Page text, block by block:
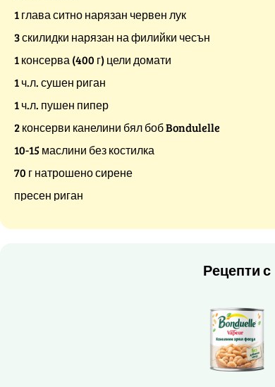
1 глава ситно нарязан червен лук
3 скилидки нарязан на филийки чесън
1 консерва (400 г) цели домати
1 ч.л. сушен риган
1 ч.л. пушен пипер
2 консерви канелини бял боб Bondulelle
10-15 маслини без костилка
70 г натрошено сирене
пресен риган
Рецепти с